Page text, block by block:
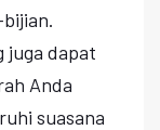
juga dapat
Anda
suasana